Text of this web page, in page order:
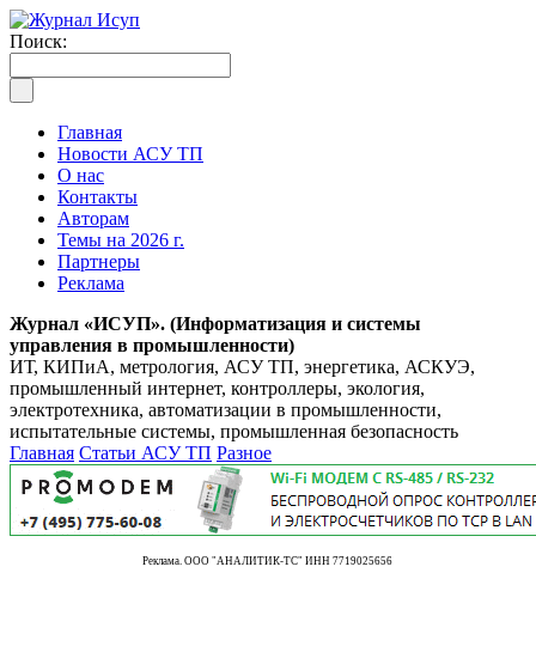
Поиск:
Главная
Новости АСУ ТП
О нас
Контакты
Авторам
Темы на 2026 г.
Партнеры
Реклама
Журнал «ИСУП». (Информатизация и системы
управления в промышленности)
ИТ, КИПиА, метрология, АСУ ТП, энергетика, АСКУЭ,
промышленный интернет, контроллеры, экология,
электротехника, автоматизации в промышленности,
испытательные системы, промышленная безопасность
Главная Статьи АСУ ТП Разное
Реклама. ООО "АНАЛИТИК-ТС" ИНН 7719025656